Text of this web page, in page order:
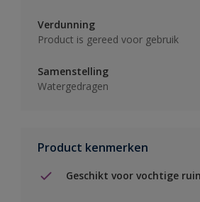
Verdunning
Product is gereed voor gebruik
Samenstelling
Watergedragen
Product kenmerken
Geschikt voor vochtige